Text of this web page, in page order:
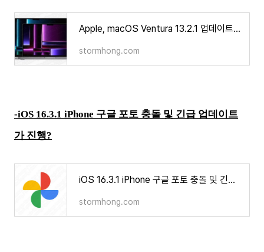
Apple, macOS Ventura 13.2.1 업데이트 수정된 내용과 바뀐 점은 무엇인가?
stormhong.com
-iOS 16.3.1 iPhone 구글 포토 충돌 및 긴급 업데이트
가 진행?
iOS 16.3.1 iPhone 구글 포토 충돌 및 긴급 업데이트가 진행?
stormhong.com